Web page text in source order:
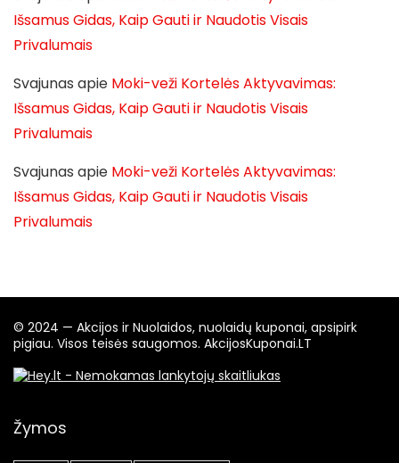
Išsamus Gidas, Kaip Gauti ir Naudotis Visais
Privalumais
Svajunas apie Moki-veži Kortelės Aktyvavimas:
Išsamus Gidas, Kaip Gauti ir Naudotis Visais
Privalumais
Svajunas apie Moki-veži Kortelės Aktyvavimas:
Išsamus Gidas, Kaip Gauti ir Naudotis Visais
Privalumais
© 2024 — Akcijos ir Nuolaidos, nuolaidų kuponai, apsipirk
pigiau. Visos teisės saugomos. AkcijosKuponai.LT
Žymos